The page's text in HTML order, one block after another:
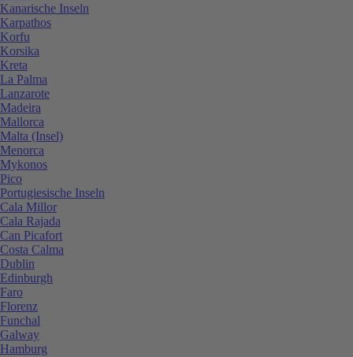
Kanarische Inseln
Karpathos
Korfu
Korsika
Kreta
La Palma
Lanzarote
Madeira
Mallorca
Malta (Insel)
Menorca
Mykonos
Pico
Portugiesische Inseln
Cala Millor
Cala Rajada
Can Picafort
Costa Calma
Dublin
Edinburgh
Faro
Florenz
Funchal
Galway
Hamburg